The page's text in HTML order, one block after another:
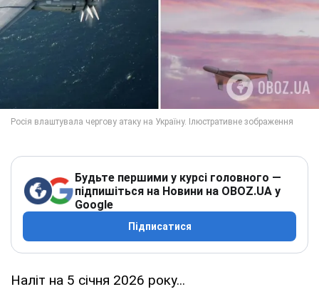
Будьте першими у курсі головного —
підпишіться на Новини на OBOZ.UA у
Google
Підписатися
Наліт на 5 січня 2026 року...